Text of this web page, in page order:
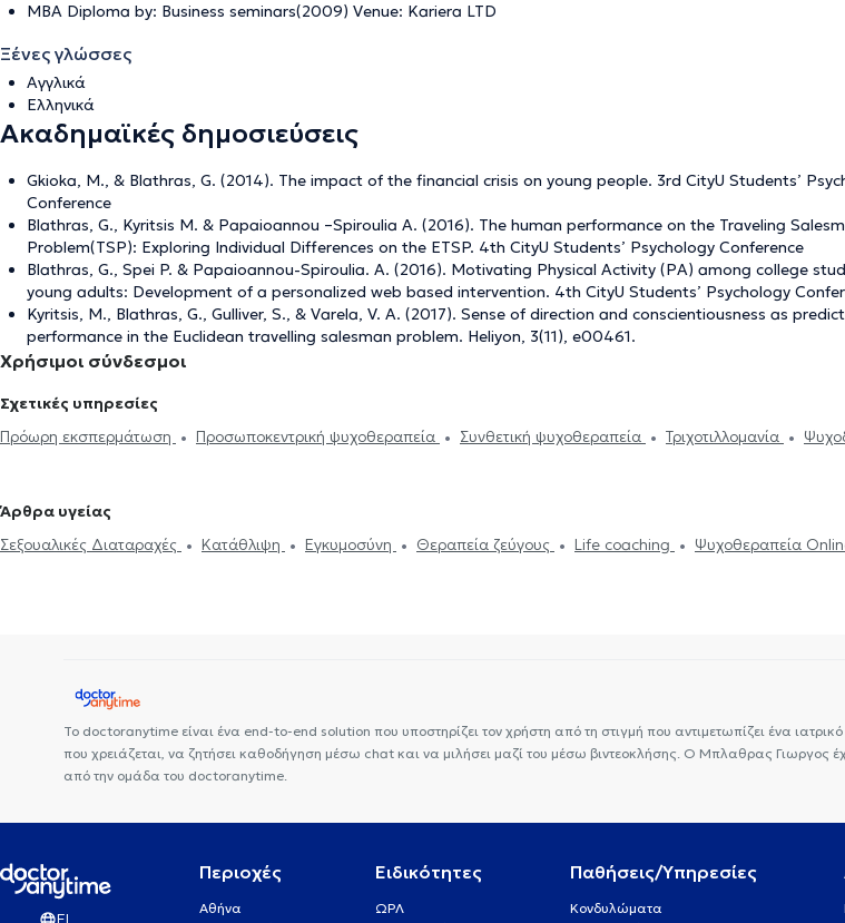
MBA Diploma by: Business seminars(2009) Venue: Kariera LTD
Ξένες γλώσσες
Αγγλικά
Ελληνικά
Ακαδημαϊκές δημοσιεύσεις
Gkioka, M., & Blathras, G. (2014). The impact of the financial crisis on young people. 3rd CityU Students’
Conference
Blathras, G., Kyritsis M. & Papaioannou –Spiroulia A. (2016). The human performance on the Traveling
Problem(TSP): Exploring Individual Differences on the ETSP. 4th CityU Students’ Psychology Conference
Blathras, G., Spei P. & Papaioannou-Spiroulia. A. (2016). Motivating Physical Activity (PA) among college
young adults: Development of a personalized web based intervention. 4th CityU Students’ Psychology
Kyritsis, M., Blathras, G., Gulliver, S., & Varela, V. A. (2017). Sense of direction and conscientiousness as
performance in the Euclidean travelling salesman problem. Heliyon, 3(11), e00461.
Χρήσιμοι σύνδεσμοι
Σχετικές υπηρεσίες
Πρόωρη εκσπερμάτωση
Προσωποκεντρική ψυχοθεραπεία Συνθετική ψυχοθεραπεία Τριχοτιλλομανία
Ψυχογενής Βουλιμία - Ψυχογενής Ανορεξία
και Στρες
Κρίση πανικού
Άρθρα υγείας
Σεξουαλικές Διαταραχές
Κατάθλιψη Εγκυμοσύνη Θεραπεία ζεύγους Life coaching
Ψυχοθεραπεία
Το doctoranytime είναι ένα end-to-end solution που υποστηρίζει τον χρήστη από τη στιγμή που αντιμετωπίζει ένα
που χρειάζεται, να ζητήσει καθοδήγηση μέσω chat και να μιλήσει μαζί του μέσω βιντεοκλήσης. Ο Μπλαθρας Γιωργος
από την ομάδα του doctoranytime.
Περιοχές
Αθήνα
Ειδικότητες
ΩΡΛ
Παθήσεις/Υπηρεσίες
Κονδυλώματα